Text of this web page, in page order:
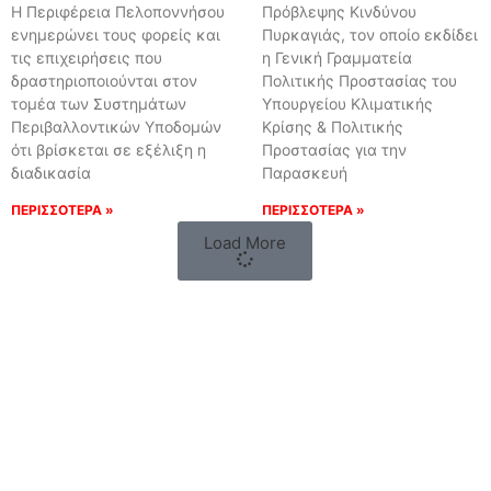
Η Περιφέρεια Πελοποννήσου
ενημερώνει τους φορείς και
τις επιχειρήσεις που
δραστηριοποιούνται στον
τομέα των Συστημάτων
Περιβαλλοντικών Υποδομών
ότι βρίσκεται σε εξέλιξη η
διαδικασία
ΠΕΡΙΣΣΟΤΕΡΑ »
Πρόβλεψης Κινδύνου
Πυρκαγιάς, τον οποίο εκδίδει
η Γενική Γραμματεία
Πολιτικής Προστασίας του
Υπουργείου Κλιματικής
Κρίσης & Πολιτικής
Προστασίας για την
Παρασκευή
ΠΕΡΙΣΣΟΤΕΡΑ »
Load More